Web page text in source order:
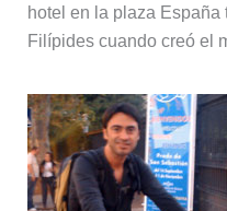
hotel en la plaza
Filípides cuando creó el